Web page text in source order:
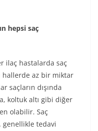
hepsi saç
ilaç hastalarda saç
hallerde az bir miktar
saçların dışında
koltuk altı gibi diğer
olabilir. Saç
genellikle tedavi